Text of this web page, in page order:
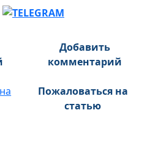
Добавить
комментарий
Пожаловаться на
статью